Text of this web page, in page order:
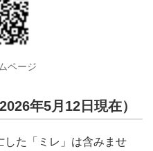
ページ
年5月12日現在）
た「ミレ」は含みませ